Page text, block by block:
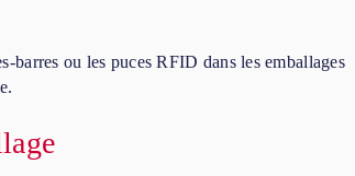
barres ou les puces RFID dans les emballages